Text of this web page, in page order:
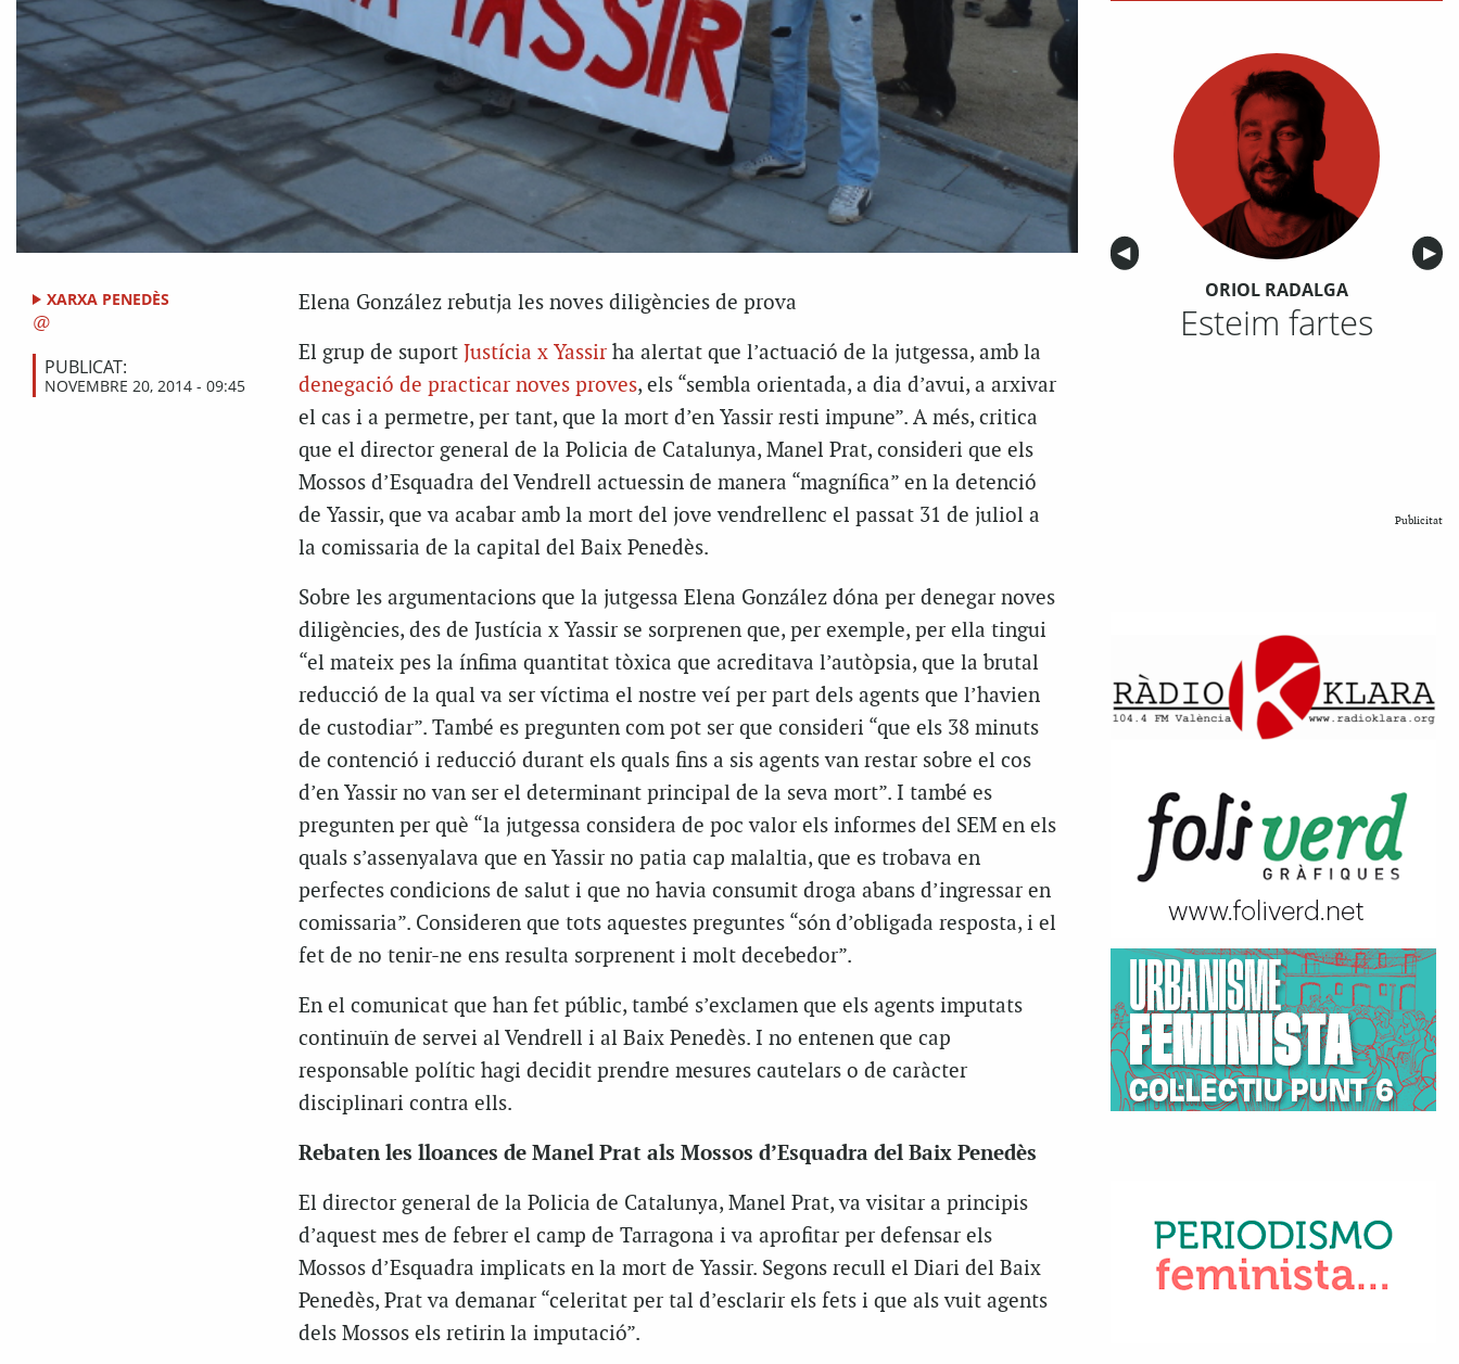
XARXA PENEDÈS
PUBLICAT:
NOVEMBRE 20, 2014 - 09:45
Elena González rebutja les noves diligències de prova
El grup de suport Justícia x Yassir ha alertat que l’actuació de la jutgessa, amb la
denegació de practicar noves proves, els “sembla orientada, a dia d’avui, a arxivar
el cas i a permetre, per tant, que la mort d’en Yassir resti impune”. A més, critica
que el director general de la Policia de Catalunya, Manel Prat, consideri que els
Mossos d’Esquadra del Vendrell actuessin de manera “magnífica” en la detenció
de Yassir, que va acabar amb la mort del jove vendrellenc el passat 31 de juliol a
la comissaria de la capital del Baix Penedès.
Sobre les argumentacions que la jutgessa Elena González dóna per denegar noves
diligències, des de Justícia x Yassir se sorprenen que, per exemple, per ella tingui
“el mateix pes la ínfima quantitat tòxica que acreditava l’autòpsia, que la brutal
reducció de la qual va ser víctima el nostre veí per part dels agents que l’havien
de custodiar”. També es pregunten com pot ser que consideri “que els 38 minuts
de contenció i reducció durant els quals fins a sis agents van restar sobre el cos
d’en Yassir no van ser el determinant principal de la seva mort”. I també es
pregunten per què “la jutgessa considera de poc valor els informes del SEM en els
quals s’assenyalava que en Yassir no patia cap malaltia, que es trobava en
perfectes condicions de salut i que no havia consumit droga abans d’ingressar en
comissaria”. Consideren que tots aquestes preguntes “són d’obligada resposta, i el
fet de no tenir-ne ens resulta sorprenent i molt decebedor”.
En el comunicat que han fet públic, també s’exclamen que els agents imputats
continuïn de servei al Vendrell i al Baix Penedès. I no entenen que cap
responsable polític hagi decidit prendre mesures cautelars o de caràcter
disciplinari contra ells.
Rebaten les lloances de Manel Prat als Mossos d’Esquadra del Baix Penedès
El director general de la Policia de Catalunya, Manel Prat, va visitar a principis
d’aquest mes de febrer el camp de Tarragona i va aprofitar per defensar els
Mossos d’Esquadra implicats en la mort de Yassir. Segons recull el Diari del Baix
Penedès, Prat va demanar “celeritat per tal d’esclarir els fets i que als vuit agents
dels Mossos els retirin la imputació”.
Anterior
◀︎ ▶︎
ORIOL RADALGA
Esteim fartes
Publicitat